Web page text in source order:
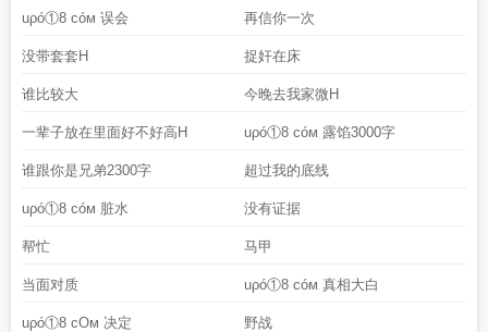
uρó①8 cóм 误会 再信你一次
没带套套H 捉奸在床
谁比较大 今晚去我家微H
一辈子放在里面好不好高H uρó①8 cóм 露馅3000字
谁跟你是兄弟2300字 超过我的底线
uρó①8 cóм 脏水 没有证据
帮忙 马甲
当面对质 uρó①8 cóм 真相大白
uρó①8 cOм 决定 野战